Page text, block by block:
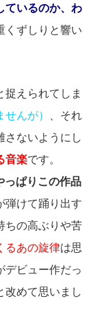
ているのか、わ
くずしりと響い
捉えられてしま
んが）
、それ
さないようにし
音楽です。
っぱりこの作品
弾けて踊り出す
ちの高ぶりや苦
るあの旋律は思
デビュー作だっ
改めて思いまし